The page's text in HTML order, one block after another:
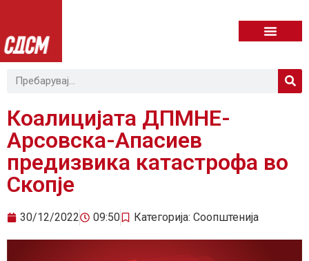
Коалицијата ДПМНЕ-
Арсовска-Апасиев
предизвика катастрофа во
Скопје
30/12/2022 09:50 Категорија: Соопштенија